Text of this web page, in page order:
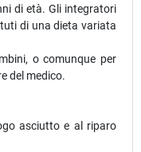
di età. Gli integratori
di una dieta variata
o comunque per
del medico.
asciutto e al riparo